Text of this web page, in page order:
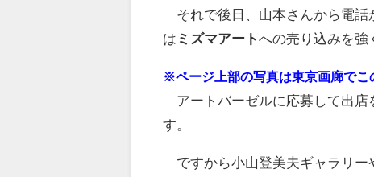
それで後日、山本さんから電話
は ミズマアートへの売り込みを強
※ページ上部の写真は東京画廊でこ
アートバーゼルに応募して出店
す。
ですから小山登美夫ギャラリー